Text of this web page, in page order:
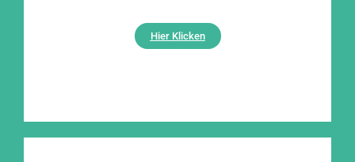
Hier Klicken